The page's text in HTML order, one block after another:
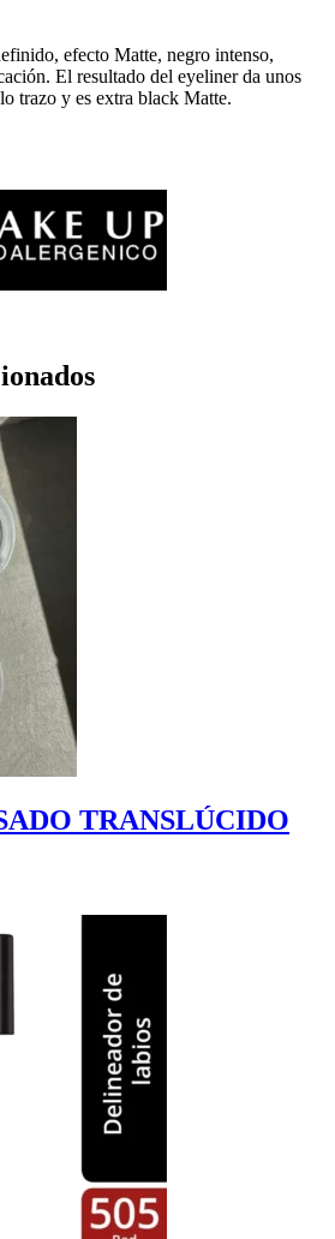
efecto Matte, negro intenso,
El resultado del eyeliner da unos
trazo y es extra black Matte.
TRANSLÚCIDO